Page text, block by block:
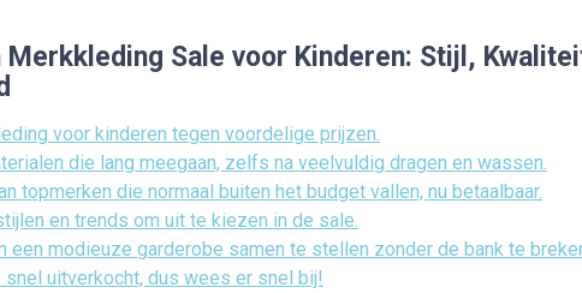
Merkkleding Sale voor Kinderen: Stijl,
voor kinderen tegen voordelige prijzen.
die lang meegaan, zelfs na veelvuldig dragen en wassen.
topmerken die normaal buiten het budget vallen, nu betaalbaar.
en trends om uit te kiezen in de sale.
een modieuze garderobe samen te stellen zonder de bank te
uitverkocht, dus wees er snel bij!